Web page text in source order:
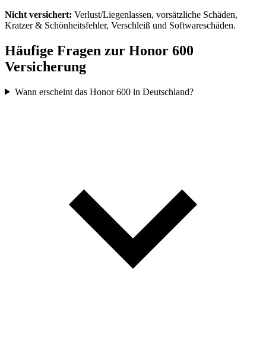
Nicht versichert: Verlust/Liegenlassen, vorsätzliche Schäden,
Kratzer & Schönheitsfehler, Verschleiß und Softwareschäden.
Häufige Fragen zur Honor 600
Versicherung
Wann erscheint das Honor 600 in Deutschland?